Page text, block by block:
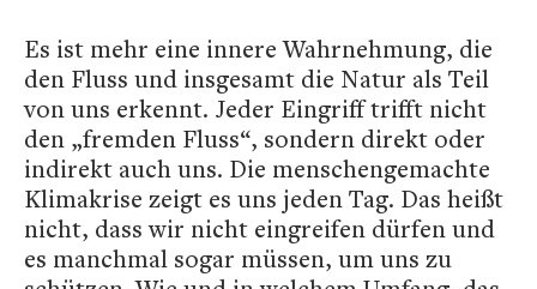
Es ist mehr eine innere Wahrnehmung, die
den Fluss und insgesamt die Natur als Teil
von uns erkennt. Jeder Eingriff trifft nicht
den „fremden Fluss“, sondern direkt oder
indirekt auch uns. Die menschengemachte
Klimakrise zeigt es uns jeden Tag. Das heißt
nicht, dass wir nicht eingreifen dürfen und
es manchmal sogar müssen, um uns zu